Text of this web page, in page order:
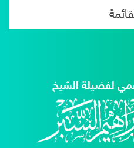
لفضيلة الشيخ